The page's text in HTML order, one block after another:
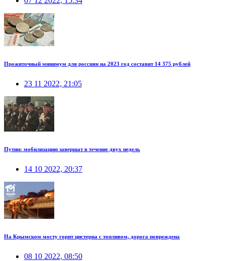
Прожиточный минимум для россиян на 2023 год составит 14 375 рублей
23 11 2022, 21:05
Путин: мобилизацию завершат в течение двух недель
14 10 2022, 20:37
На Крымском мосту горит цистерна с топливом, дорога повреждена
08 10 2022, 08:50